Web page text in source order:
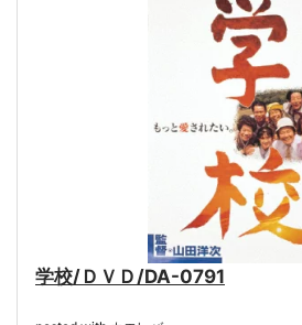
学校/ＤＶＤ/DA-0791